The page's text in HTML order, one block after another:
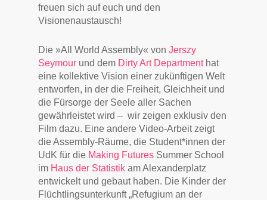
freuen sich auf euch und den
Visionenaustausch!
Die »All World Assembly« vonJerszy
Seymour und dem Dirty Art Departmenthat
eine kollektive Vision einer zukünftigen Welt
entworfen, in der die Freiheit, Gleichheit und
die Fürsorge der Seele aller Sachen
gewährleistet wird – wir zeigen exklusiv den
Film dazu. Eine andere Video-Arbeit zeigt
die Assembly-Räume, die Student*innen der
UdK für die Making Futures Summer School
im Haus der Statistik am Alexanderplatz
entwickelt und gebaut haben. Die Kinder der
Flüchtlingsunterkunft „Refugium an der